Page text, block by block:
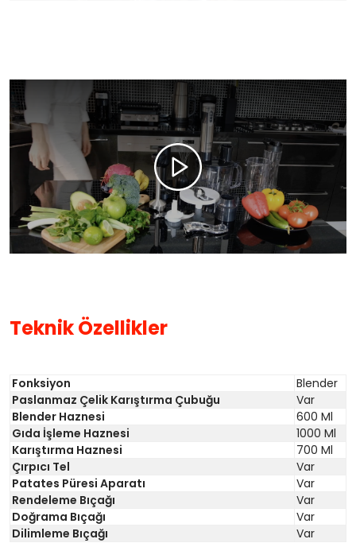
Teknik Özellikler
Fonksiyon
Blender
Paslanmaz Çelik Karıştırma Çubuğu
Var
Blender Haznesi
600 Ml
Gıda İşleme Haznesi
1000 Ml
Karıştırma Haznesi
700 Ml
Çırpıcı Tel
Var
Patates Püresi Aparatı
Var
Rendeleme Bıçağı
Var
Doğrama Bıçağı
Var
Dilimleme Bıçağı
Var